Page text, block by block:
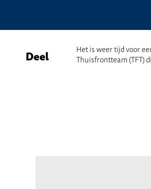
Deel
Het is weer tijd voor
Thuisfrontteam (TFT)